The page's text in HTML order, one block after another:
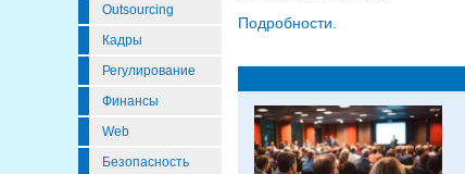
Outsourcing
Кадры
Регулирование
Финансы
Web
Безопасность
Подробности.